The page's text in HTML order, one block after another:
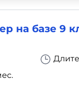
на базе 9